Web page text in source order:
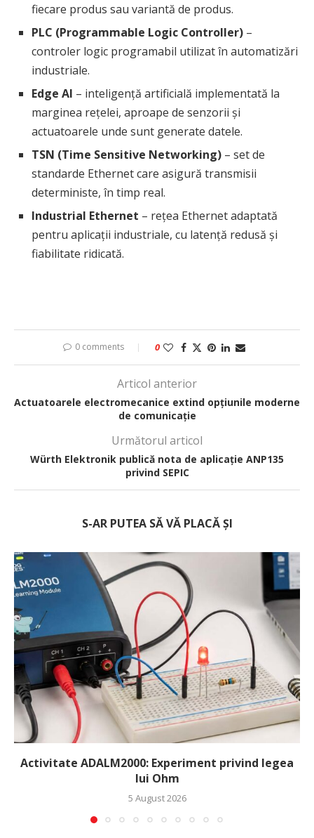
fiecare produs sau variantă de produs.
PLC (Programmable Logic Controller) –
controler logic programabil utilizat în automatizări
industriale.
Edge AI – inteligență artificială implementată la
marginea rețelei, aproape de senzorii și
actuatoarele unde sunt generate datele.
TSN (Time Sensitive Networking) – set de
standarde Ethernet care asigură transmisii
deterministe, în timp real.
Industrial Ethernet – rețea Ethernet adaptată
pentru aplicații industriale, cu latență redusă și
fiabilitate ridicată.
0 comments 0
Articol anterior
Actuatoarele electromecanice extind opțiunile moderne
de comunicație
Următorul articol
Würth Elektronik publică nota de aplicație ANP135
privind SEPIC
S-AR PUTEA SĂ VĂ PLACĂ ȘI
Activitate ADALM2000: Experiment privind legea
lui Ohm
5 August 2026